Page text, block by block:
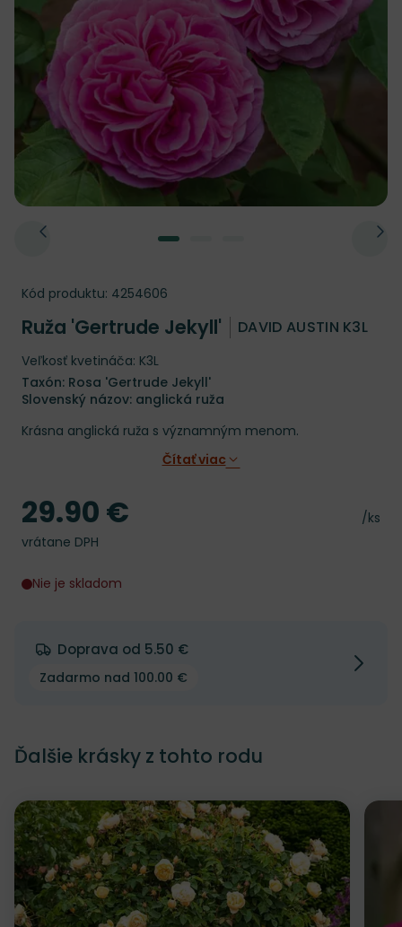
Kód produktu: 4254606
Ruža 'Gertrude Jekyll' DAVID AUSTIN K3L
Veľkosť kvetináča: K3L
Taxón: Rosa 'Gertrude Jekyll'
Slovenský názov: anglická ruža
Krásna anglická ruža s významným menom.
Čítať viac
Cena
/ks
Cena
29.90 €
vrátane DPH
Nie je skladom
Doprava od 5.50 €
Zadarmo nad 100.00 €
Ďalšie krásky z tohto rodu